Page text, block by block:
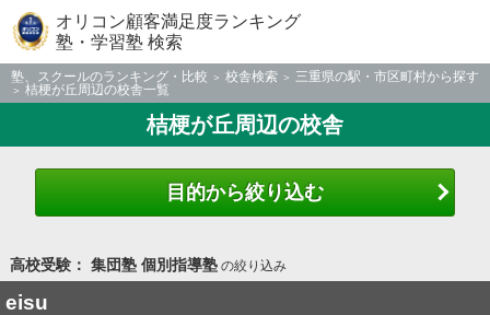
オリコン顧客満足度ランキング
塾・学習塾 検索
塾、スクールのランキング・比較 校舎検索
三重県の駅・市区町村から探す
桔梗が丘周辺の校舎一覧
桔梗が丘周辺の校舎
目的から絞り込む
高校受験： 集団塾 個別指導塾の絞り込み
eisu